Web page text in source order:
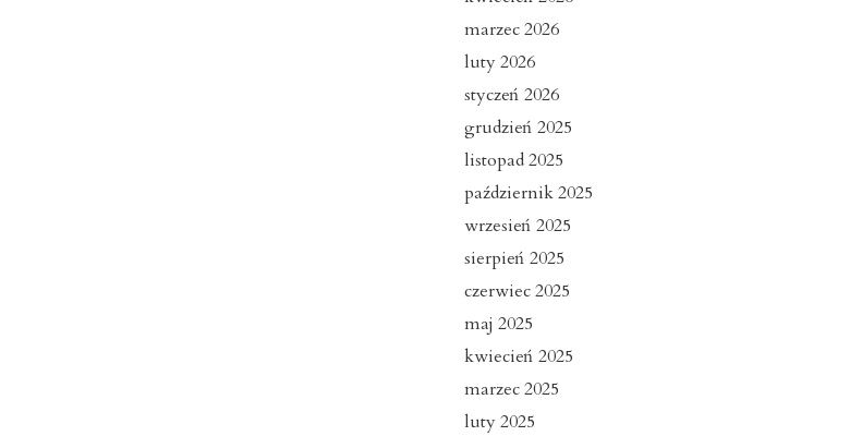
marzec 2026
luty 2026
styczeń 2026
grudzień 2025
listopad 2025
październik 2025
wrzesień 2025
sierpień 2025
czerwiec 2025
maj 2025
kwiecień 2025
marzec 2025
luty 2025